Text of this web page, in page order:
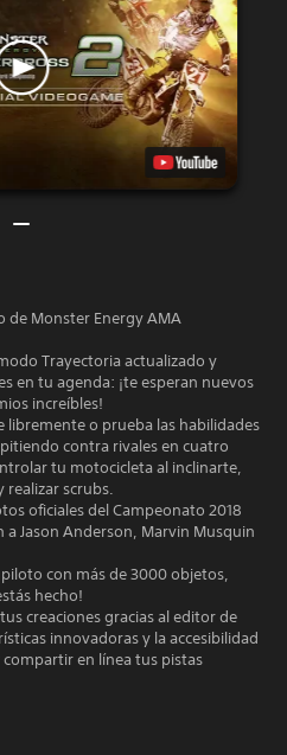
de Monster Energy AMA
Trayectoria actualizado y
en tu agenda: ¡te esperan nuevos
increíbles!
libremente o prueba las habilidades
contra rivales en cuatro
tu motocicleta al inclinarte,
realizar scrubs.
oficiales del Campeonato 2018
a Jason Anderson, Marvin Musquin
con más de 3000 objetos,
hecho!
creaciones gracias al editor de
innovadoras y la accesibilidad
en línea tus pistas